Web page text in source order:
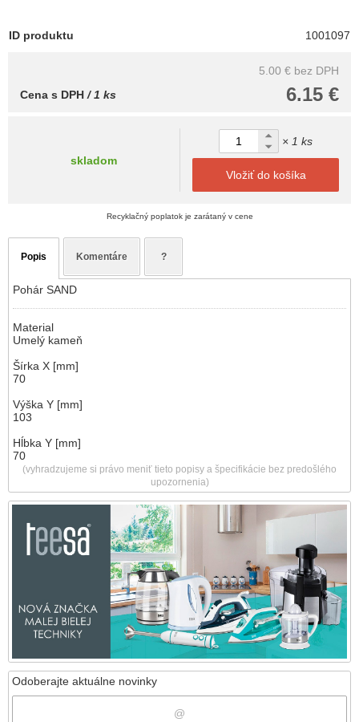
Odoberajte aktuálne novinky
ID produktu 1001097
5.00 € bez DPH
6.15 €
Cena s DPH/ 1 ks
skladom
× 1 ks
Vložiť do košíka
Recyklačný poplatok je zarátaný v cene
Popis Komentáre ?
Pohár SAND
Material
Umelý kameň
Šírka X [mm]
70
Výška Y [mm]
103
Hĺbka Y [mm]
70
(vyhradzujeme si právo meniť tieto popisy a špecifikácie bez predošlého
upozornenia)